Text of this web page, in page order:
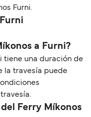
Furni.
a Furni?
tiene una duración de
la travesía puede
Ferry Míkonos